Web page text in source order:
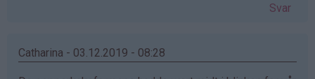
Svar
Catharina - 03.12.2019 - 08:28